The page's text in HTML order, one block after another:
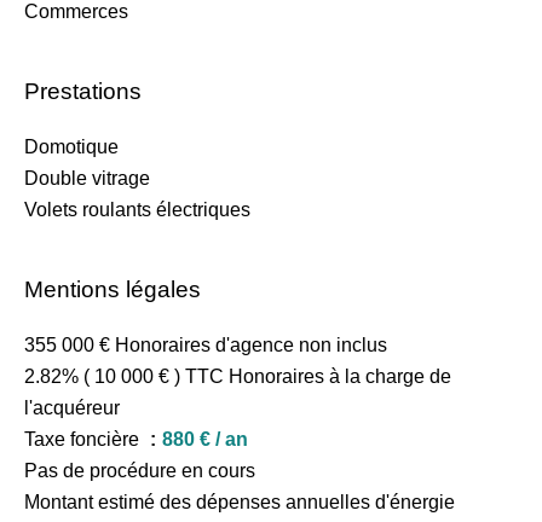
Commerces
Prestations
Domotique
Double vitrage
Volets roulants électriques
Mentions légales
355 000 € Honoraires d'agence non inclus
2.82% ( 10 000 € ) TTC Honoraires à la charge de
l'acquéreur
Taxe foncière
880 € / an
Pas de procédure en cours
Montant estimé des dépenses annuelles d'énergie